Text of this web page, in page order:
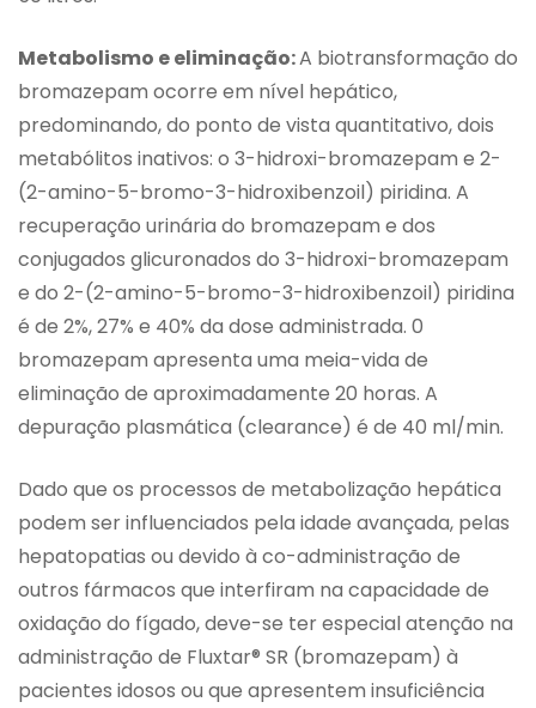
Metabolismo e eliminação:A biotransformação do
bromazepam ocorre em nível hepático,
predominando, do ponto de vista quantitativo, dois
metabólitos inativos: o 3-hidroxi-bromazepam e 2-
(2-amino-5-bromo-3-hidroxibenzoil) piridina. A
recuperação urinária do bromazepam e dos
conjugados glicuronados do 3-hidroxi-bromazepam
e do 2-(2-amino-5-bromo-3-hidroxibenzoil) piridina
é de 2%, 27% e 40% da dose administrada. 0
bromazepam apresenta uma meia-vida de
eliminação de aproximadamente 20 horas. A
depuração plasmática (clearance) é de 40 ml/min.
Dado que os processos de metabolização hepática
podem ser influenciados pela idade avançada, pelas
hepatopatias ou devido à co-administração de
outros fármacos que interfiram na capacidade de
oxidação do fígado, deve-se ter especial atenção na
administração de Fluxtar® SR (bromazepam) à
pacientes idosos ou que apresentem insuficiência